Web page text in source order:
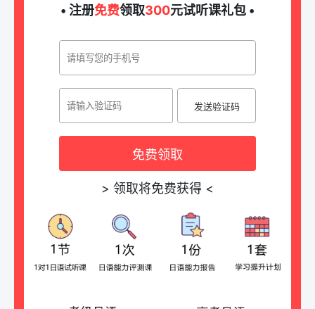
• 注册免费领取300元试听课礼包 •
发送验证码
免费领取
> 领取将免费获得 <